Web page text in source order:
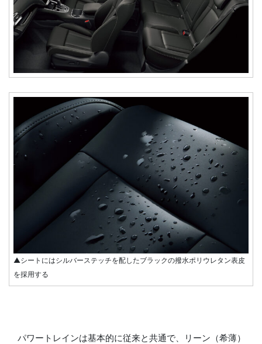
▲シートにはシルバーステッチを配したブラックの撥水ポリウレタン表皮
を採用する
パワートレインは基本的に従来と共通で、リーン（希薄）